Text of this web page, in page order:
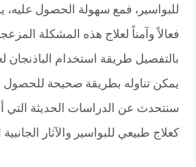
للبواسير، فمع سهولة الحصول عليه،
فعالاً وآمناً لعلاج هذه المشكلة
بالتفصيل طريقة استخدام الباذنجان
يمكن تناوله بطريقة صحيحة للحصول
سنتحدث عن الدراسات الحديثة التي
كعلاج طبيعي للبواسير والآثار